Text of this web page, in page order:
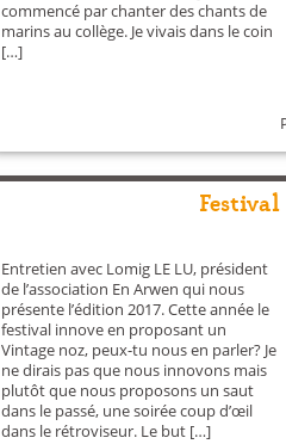
commencé par chanter des chants de
marins au collège. Je vivais dans le coin
[…]
Festival
Entretien avec Lomig LE LU, président
de l’association En Arwen qui nous
présente l’édition 2017. Cette année le
festival innove en proposant un
Vintage noz, peux-tu nous en parler? Je
ne dirais pas que nous innovons mais
plutôt que nous proposons un saut
dans le passé, une soirée coup d’œil
dans le rétroviseur. Le but […]